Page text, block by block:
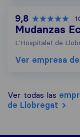
9,8
Mudanzas
L'Hospitalet de
Ver empresa
Ver todas las
de Llobregat